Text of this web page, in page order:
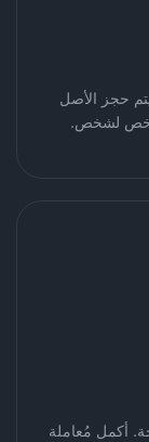
حجز الأصل
أكمل مُعاملة